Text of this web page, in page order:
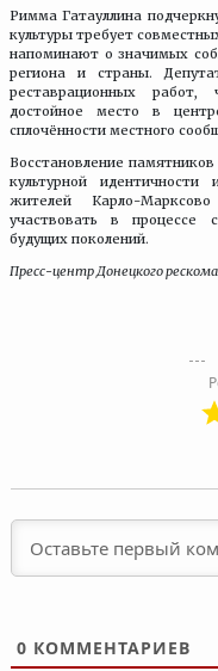
Римма Гатауллина
культуры требует
напоминают о значимых
региона и страны.
реставрационных
достойное место в
сплочённости местного
Восстановление
культурной
жителей Карло-
участвовать в процессе
будущих поколений.
Пресс-центр Донецкого
0 КОММЕНТАРИЕВ